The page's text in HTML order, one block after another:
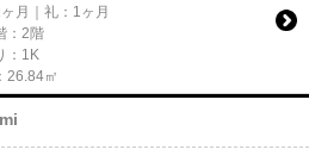
月｜礼：1ヶ月
：2階
：1K
26.84㎡